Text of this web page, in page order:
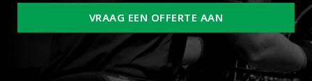
VRAAG EEN OFFERTE AAN